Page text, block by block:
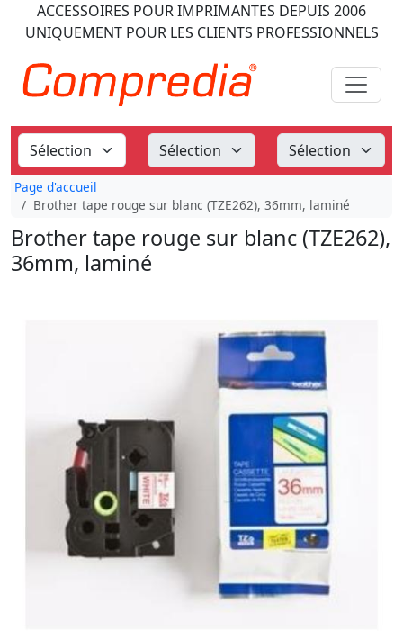
ACCESSOIRES POUR IMPRIMANTES DEPUIS 2006
UNIQUEMENT POUR LES CLIENTS PROFESSIONNELS
Page d'accueil
Brother tape rouge sur blanc (TZE262), 36mm, laminé
Brother tape rouge sur blanc (TZE262),
36mm, laminé